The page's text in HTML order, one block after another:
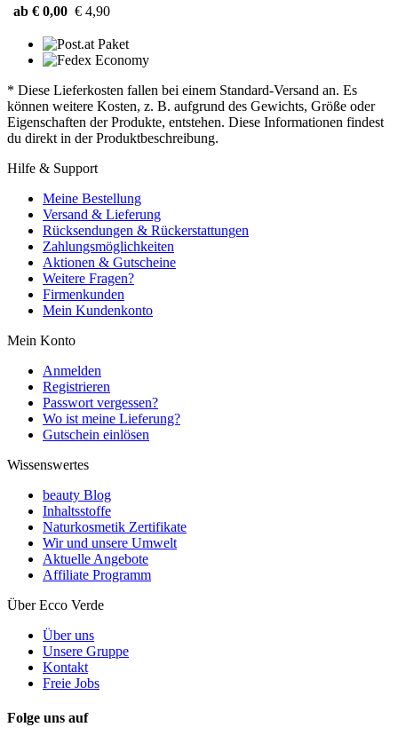
ab € 0,00 € 4,90
* Diese Lieferkosten fallen bei einem Standard-Versand an. Es
können weitere Kosten, z. B. aufgrund des Gewichts, Größe oder
Eigenschaften der Produkte, entstehen. Diese Informationen findest
du direkt in der Produktbeschreibung.
Hilfe & Support
Meine Bestellung
Versand & Lieferung
Rücksendungen & Rückerstattungen
Zahlungsmöglichkeiten
Aktionen & Gutscheine
Weitere Fragen?
Firmenkunden
Mein Kundenkonto
Mein Konto
Anmelden
Registrieren
Passwort vergessen?
Wo ist meine Lieferung?
Gutschein einlösen
Wissenswertes
beauty Blog
Inhaltsstoffe
Naturkosmetik Zertifikate
Wir und unsere Umwelt
Aktuelle Angebote
Affiliate Programm
Über Ecco Verde
Über uns
Unsere Gruppe
Kontakt
Freie Jobs
Folge uns auf